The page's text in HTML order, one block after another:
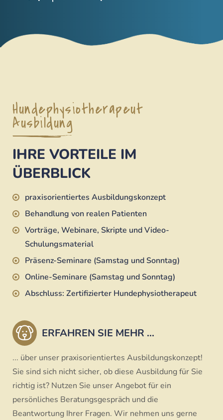
Hundephysiotherapeut
Ausbildung
IHRE VORTEILE IM
ÜBERBLICK
praxisorientiertes Ausbildungskonzept
Behandlung von realen Patienten
Vorträge, Webinare, Skripte und Video-
Schulungsmaterial
Präsenz-Seminare (Samstag und Sonntag)
Online-Seminare (Samstag und Sonntag)
Abschluss: Zertifizierter Hundephysiotherapeut
ERFAHREN SIE MEHR ...
... über unser praxisorientiertes Ausbildungskonzept!
Sie sind sich nicht sicher, ob diese Ausbildung für Sie
richtig ist? Nutzen Sie unser Angebot für ein
persönliches Beratungsgespräch und die
Beantwortung Ihrer Fragen. Wir nehmen uns gerne